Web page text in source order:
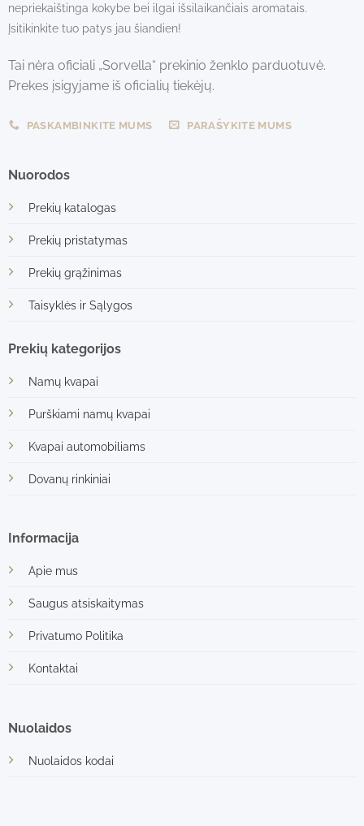
nepriekaištinga kokybe bei ilgai išsilaikančiais aromatais.
Įsitikinkite tuo patys jau šiandien!
Tai nėra oficiali „Sorvella“ prekinio ženklo parduotuvė.
Prekes įsigyjame iš oficialių tiekėjų.
PASKAMBINKITE MUMS PARAŠYKITE MUMS
Nuorodos
Prekių katalogas
Prekių pristatymas
Prekių grąžinimas
Taisyklės ir Sąlygos
Prekių kategorijos
Namų kvapai
Purškiami namų kvapai
Kvapai automobiliams
Dovanų rinkiniai
Informacija
Apie mus
Saugus atsiskaitymas
Privatumo Politika
Kontaktai
Nuolaidos
Nuolaidos kodai